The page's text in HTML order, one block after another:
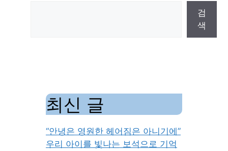
검
색
최신 글
“안녕은 영원한 헤어짐은 아니기에”
우리 아이를 빛나는 보석으로 기억